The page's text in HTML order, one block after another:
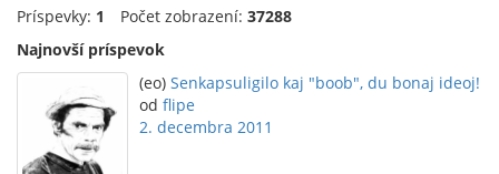
Príspevky: 1 Počet zobrazení: 37288
Najnovší príspevok
(eo) Senkapsuligilo kaj "boob", du bonaj ideoj!
od flipe
2. decembra 2011